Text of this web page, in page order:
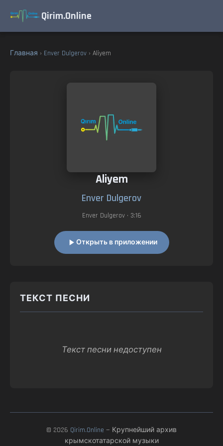
Qirim.Online
Главная › Enver Dulgerov › Aliyem
Aliyem
Enver Dulgerov
Enver Dulgerov• 3:16
Открыть в приложении
ТЕКСТ ПЕСНИ
Текст песни недоступен
© 2026 Qirim.Online — Крупнейший архив
крымскотатарской музыки